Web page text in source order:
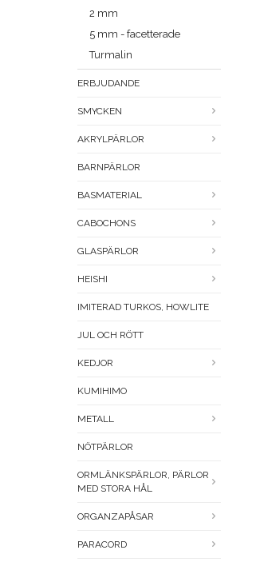
2 mm
5 mm - facetterade
Turmalin
ERBJUDANDE
SMYCKEN
AKRYLPÄRLOR
BARNPÄRLOR
BASMATERIAL
CABOCHONS
GLASPÄRLOR
HEISHI
IMITERAD TURKOS, HOWLITE
JUL OCH RÖTT
KEDJOR
KUMIHIMO
METALL
NÖTPÄRLOR
ORMLÄNKSPÄRLOR, PÄRLOR
MED STORA HÅL
ORGANZAPÅSAR
PARACORD